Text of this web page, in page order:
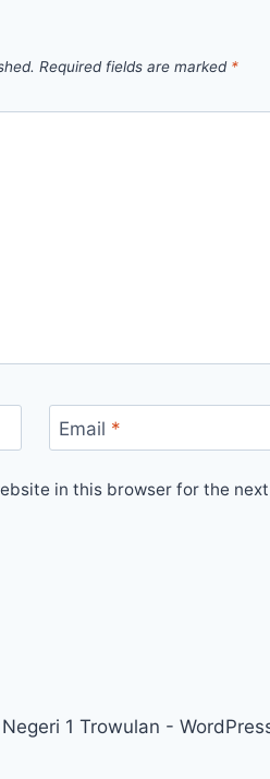
Required fields are marked *
Email *
in this browser for the
1 Trowulan -